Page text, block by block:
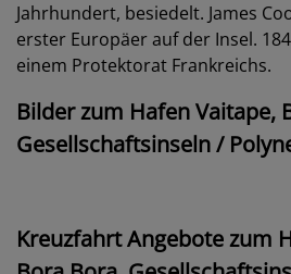
Jahrhundert, besiedelt. James
erster Europäer auf der Insel.
einem Protektorat Frankreichs.
Bilder zum Hafen Vaitape,
Gesellschaftsinseln /
Kreuzfahrt Angebote zum